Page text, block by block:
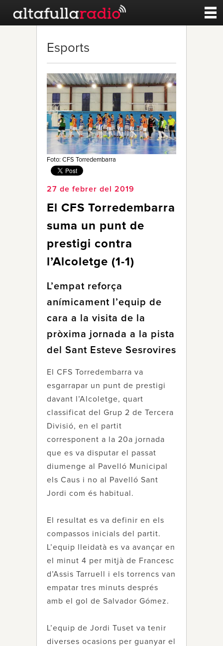
Esports
Noticies
Qui Som
Esports
Foto: CFS Torredembarra
27 de febrer del 2019
El CFS Torredembarra
suma un punt de
prestigi contra
l’Alcoletge (1-1)
L’empat reforça
anímicament l’equip de
cara a la visita de la
pròxima jornada a la pista
del Sant Esteve Sesrovires
El CFS Torredembarra va
esgarrapar un punt de prestigi
davant l’Alcoletge, quart
classificat del Grup 2 de Tercera
Divisió, en el partit
corresponent a la 20a jornada
que es va disputar el passat
diumenge al Pavelló Municipal
els Caus i no al Pavelló Sant
Jordi com és habitual.
El resultat es va definir en els
compassos inicials del partit.
L’equip lleidatà es va avançar en
el minut 4 per mitjà de Francesc
d’Assis Tarruell i els torrencs van
empatar tres minuts després
amb el gol de Salvador Gómez.
L’equip de Jordi Tuset va tenir
diverses ocasions per guanyar el